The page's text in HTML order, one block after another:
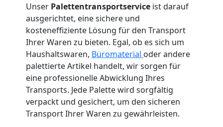
Unser Palettentransportservice ist darauf
ausgerichtet, eine sichere und
kosteneffiziente Lösung für den Transport
Ihrer Waren zu bieten. Egal, ob es sich um
Haushaltswaren, Büromaterial oder andere
palettierte Artikel handelt, wir sorgen für
eine professionelle Abwicklung Ihres
Transports. Jede Palette wird sorgfältig
verpackt und gesichert, um den sicheren
Transport Ihrer Waren zu gewährleisten.